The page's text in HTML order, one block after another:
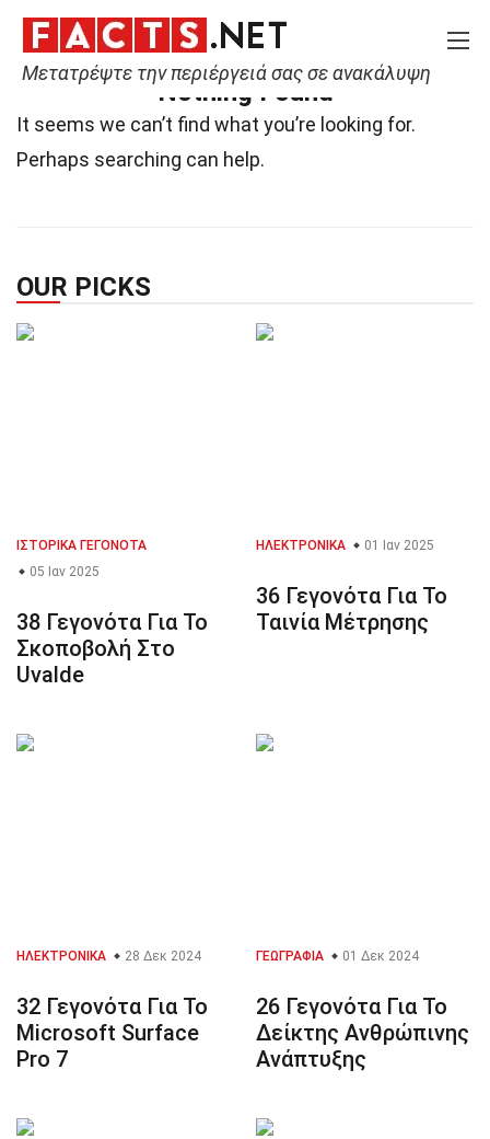
Μετατρέψτε την περιέργειά σας σε ανακάλυψη
Not Found
Nothing Found
It seems we can’t find what you’re looking for.
Perhaps searching can help.
OUR PICKS
ΙΣΤΟΡΙΚΆ ΓΕΓΟΝΌΤΑ
05 Ιαν 2025
38 Γεγονότα Για Το
Σκοποβολή Στο
Uvalde
ΗΛΕΚΤΡΟΝΙΚΆ 01 Ιαν 2025
36 Γεγονότα Για Το
Ταινία Μέτρησης
ΗΛΕΚΤΡΟΝΙΚΆ 28 Δεκ 2024
32 Γεγονότα Για Το
Microsoft Surface
Pro 7
ΓΕΩΓΡΑΦΊΑ 01 Δεκ 2024
26 Γεγονότα Για Το
Δείκτης Ανθρώπινης
Ανάπτυξης